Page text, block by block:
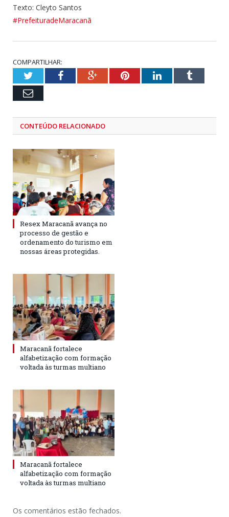
Texto: Cleyto Santos
#PrefeituradeMaracanã
COMPARTILHAR:
TwitterFacebookGoogle+PinterestLinkedInTumblr
Email
CONTEÚDO RELACIONADO
Resex Maracanã avança no
processo de gestão e
ordenamento do turismo em
nossas áreas protegidas.
Maracanã fortalece
alfabetização com formação
voltada às turmas multiano
Maracanã fortalece
alfabetização com formação
voltada às turmas multiano
Os comentários estão fechados.